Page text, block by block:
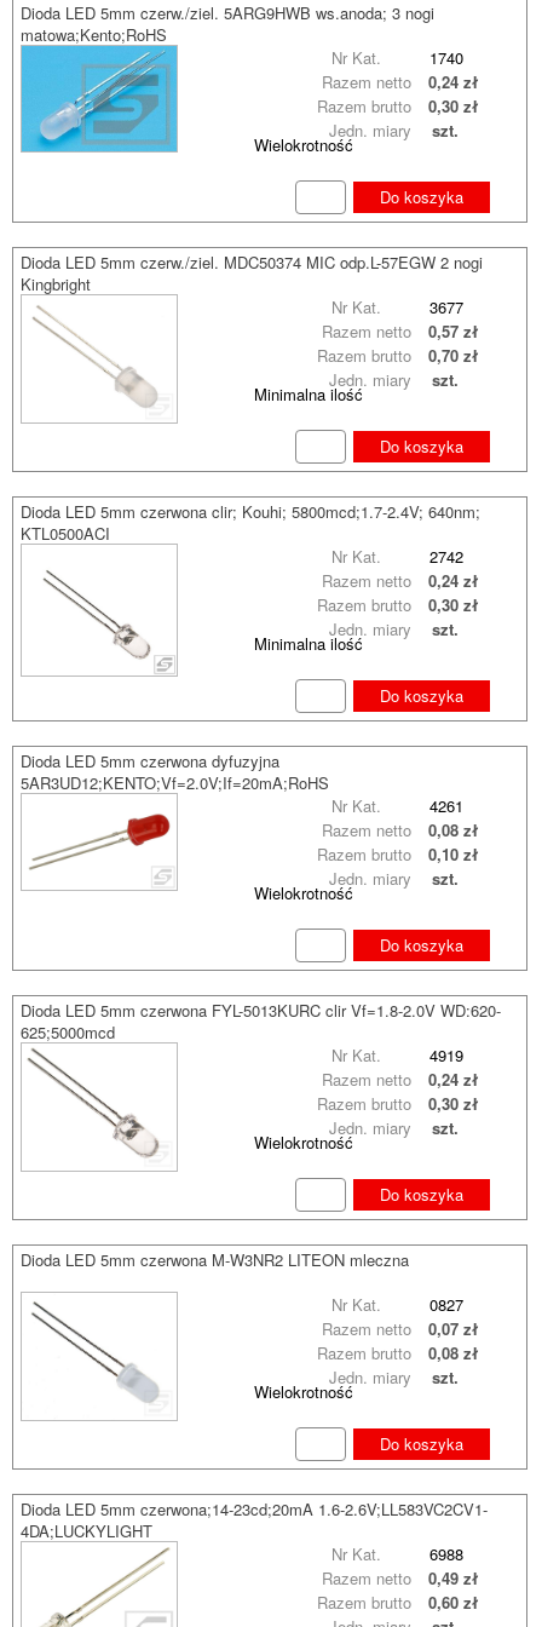
Dioda LED 5mm czerw./ziel. 5ARG9HWB ws.anoda; 3 nogi
matowa;Kento;RoHS
Wielokrotność
Nr Kat. 1740
Razem brutto 0,30 zł
Razem netto 0,24 zł
Jedn. miary szt.
Do koszyka
Dioda LED 5mm czerw./ziel. MDC50374 MIC odp.L-57EGW 2 nogi
Kingbright
Minimalna ilość
Nr Kat. 3677
Razem brutto 0,70 zł
Razem netto 0,57 zł
Jedn. miary szt.
Do koszyka
Dioda LED 5mm czerwona clir; Kouhi; 5800mcd;1.7-2.4V; 640nm;
KTL0500ACI
Minimalna ilość
Nr Kat. 2742
Razem brutto 0,30 zł
Razem netto 0,24 zł
Jedn. miary szt.
Do koszyka
Dioda LED 5mm czerwona dyfuzyjna
5AR3UD12;KENTO;Vf=2.0V;If=20mA;RoHS
Wielokrotność
Nr Kat. 4261
Razem brutto 0,10 zł
Razem netto 0,08 zł
Jedn. miary szt.
Do koszyka
Dioda LED 5mm czerwona FYL-5013KURC clir Vf=1.8-2.0V WD:620-
625;5000mcd
Wielokrotność
Nr Kat. 4919
Razem brutto 0,30 zł
Razem netto 0,24 zł
Jedn. miary szt.
Do koszyka
Dioda LED 5mm czerwona M-W3NR2 LITEON mleczna
Wielokrotność
Nr Kat. 0827
Razem brutto 0,08 zł
Razem netto 0,07 zł
Jedn. miary szt.
Do koszyka
Dioda LED 5mm czerwona;14-23cd;20mA 1.6-2.6V;LL583VC2CV1-
4DA;LUCKYLIGHT
Nr Kat.
6988
Razem brutto 0,60 zł
Razem netto 0,49 zł